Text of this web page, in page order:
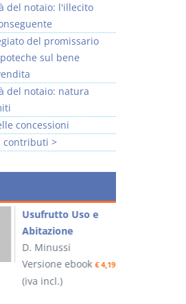
del notaio: l'illecito
del promissario
sul bene
del notaio: natura
concessioni
>
Usufrutto Uso e
Abitazione
D. Minussi
Versione ebook€ 4,19
(iva incl.)